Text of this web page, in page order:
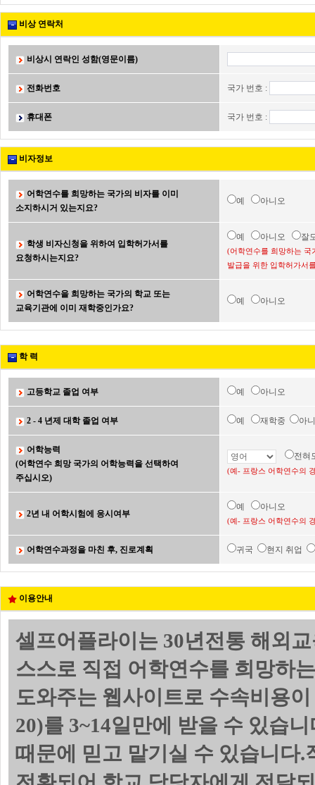
비상 연락처
비상시 연락인 성함(영문이름)
전화번호 국가 번호 :
휴대폰 국가 번호 :
비자정보
어학연수를 희망하는 국가의 비자를 이미
소지하시거 있는지요?
예 아니오
학생 비자신청을 위하여 입학허가서를
요청하시는지요?
예 아니오 잘
(어학연수를 희망하는 국
발급을 위한 입학허가서
어학연수을 희망하는 국가의 학교 또는
교육기관에 이미 재학중인가요?
예 아니오
학 력
고등학교 졸업 여부 예 아니오
2 - 4 년제 대학 졸업 여부 예 재학중 아
어학능력
(어학연수 희망 국가의 어학능력을 선택하여
주십시오)
전
(예- 프랑스 어학연수의
2년 내 어학시험에 응시여부
예 아니오
(예- 프랑스 어학연수의
어학연수과정을 마친 후, 진로계획 귀국 현지 취업
이용안내
셀프어플라이는 30년전통 해외
스스로 직접 어학연수를 희망하
도와주는 웹사이트로 수속비용
20)를 3~14일만에 받을 수 있습
때문에 믿고 맡기실 수 있습니다.